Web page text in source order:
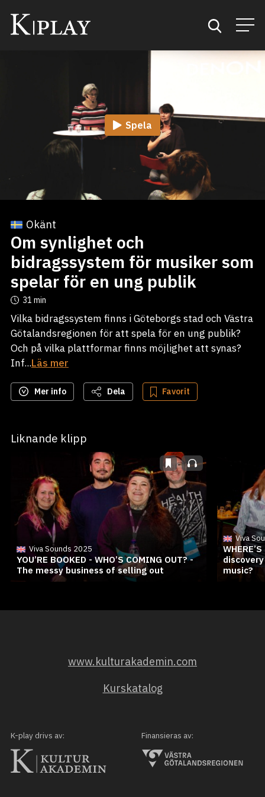
Kategorier
Mina favoriter
Spela
Okänt
Om synlighet och
bidragssystem för musiker som
spelar för en ung publik
31 min
Vilka bidragssystem finns i Göteborgs stad och Västra
Götalandsregionen för att spela för en ung publik?
Och på vilka plattformar finns möjlighet att synas?
Inf...Läs mer
Mer info Dela Favorit
Liknande klipp
Viva Sounds 2025
YOU’RE BOOKED - WHO’S COMING OUT? -
The messy business of selling out
Viva
music?
www.kulturakademin.com
Kurskatalog
K-play drivs av: Finansieras av: